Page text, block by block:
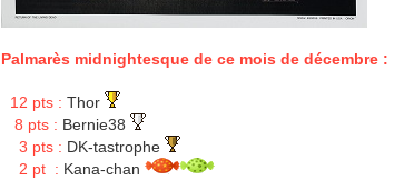
Palmarès midnightesque de ce mois de décembre :
12 pts : Thor
8 pts : Bernie38
003 pts : DK-tastrophe
2 pt : Kana-chan